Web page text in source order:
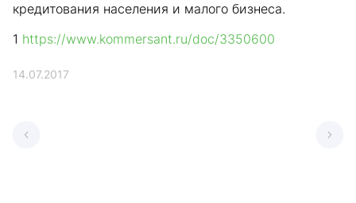
кредитования населения и малого бизнеса.
1 https://www.kommersant.ru/doc/3350600
14.07.2017